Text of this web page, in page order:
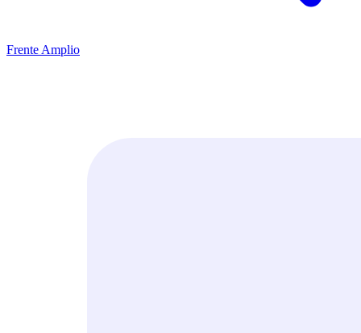
Frente Amplio